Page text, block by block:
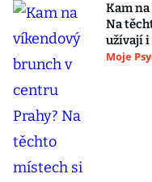
Kam
Na
užívají
Moje